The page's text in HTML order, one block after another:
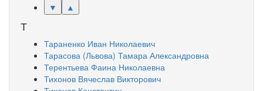
▼
▲
Т
Тараненко Иван Николаевич
Тарасова (Львова) Тамара Александровна
Терентьева Фаина Николаевна
Тихонов Вячеслав Викторович